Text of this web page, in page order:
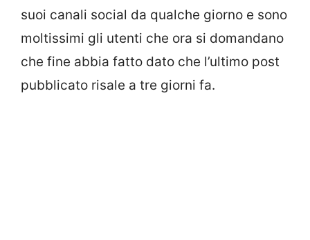
suoi canali social da qualche giorno e sono
moltissimi gli utenti che ora si domandano
che fine abbia fatto dato che l’ultimo post
pubblicato risale a tre giorni fa.